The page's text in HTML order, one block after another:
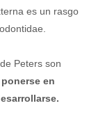
es un rasgo
Peters son
en